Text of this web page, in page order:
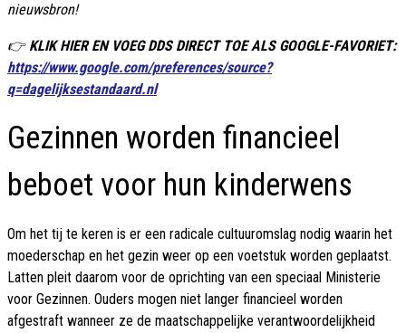
nieuwsbron!
👉 KLIK HIER EN VOEG DDS DIRECT TOE ALS GOOGLE-FAVORIET:
https://www.google.com/preferences/source?
q=dagelijksestandaard.nl
Gezinnen worden financieel
beboet voor hun kinderwens
Om het tij te keren is er een radicale cultuuromslag nodig waarin het
moederschap en het gezin weer op een voetstuk worden geplaatst.
Latten pleit daarom voor de oprichting van een speciaal Ministerie
voor Gezinnen. Ouders mogen niet langer financieel worden
afgestraft wanneer ze de maatschappelijke verantwoordelijkheid